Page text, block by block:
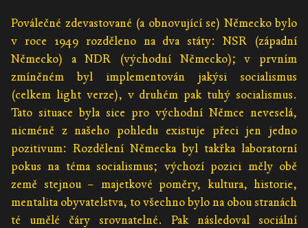
Poválečné zdevastované (a obnovující se) Německo bylo
v roce 1949 rozděleno na dva státy: NSR (západní
Německo) a NDR (východní Německo); v prvním
zmíněném byl implementován jakýsi socialismus
(celkem light verze), v druhém pak tuhý socialismus.
Tato situace byla sice pro východní Němce neveselá,
nicméně z našeho pohledu existuje přeci jen jedno
pozitivum: Rozdělení Německa byl takřka laboratorní
pokus na téma socialismus; výchozí pozici měly obě
země stejnou – majetkové poměry, kultura, historie,
mentalita obyvatelstva, to všechno bylo na obou stranách
té umělé čáry srovnatelné. Pak následoval sociální